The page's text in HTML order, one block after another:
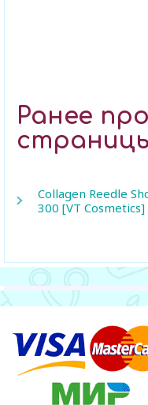
Ранее
Collagen Reedle
300 [VT Cosmetics]